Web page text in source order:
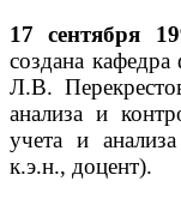
17 сентября
создана
Л.В.
анализа и
учета и
к.э.н., доцент).